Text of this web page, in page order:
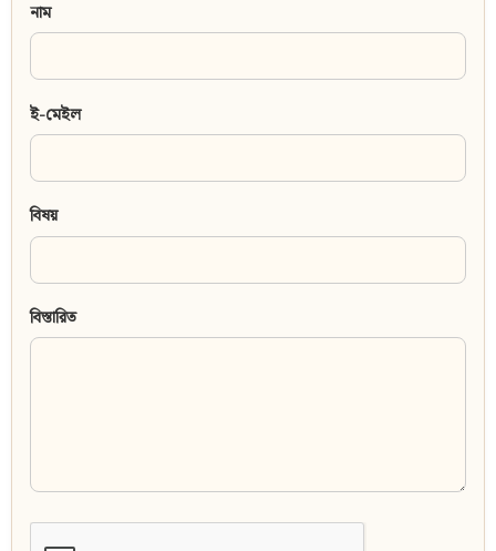
নাম
ই-মেইল
বিষয়
বিস্তারিত